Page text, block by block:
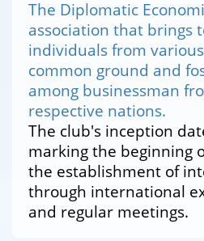
The Diplomatic
association that brings
individuals from
common ground and
among businessman
respective nations.
The club's inception
marking the beginning
the establishment of
through international
and regular meetings.